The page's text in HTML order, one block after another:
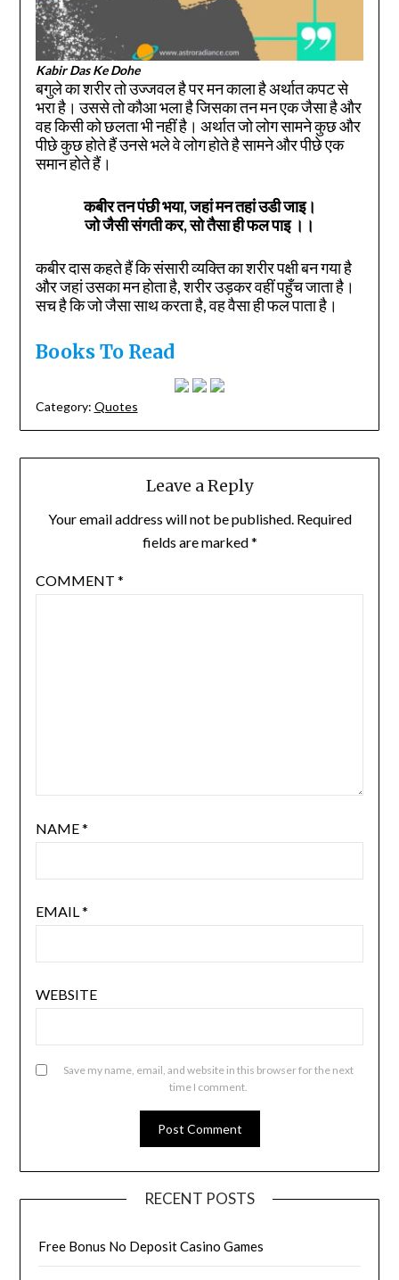
Kabir Das Ke Dohe
बगुले का शरीर तो उज्जवल है पर मन काला है अर्थात कपट से
भरा है। उससे तो कौआ भला है जिसका तन मन एक जैसा है और
वह किसी को छलता भी नहीं है। अर्थात जो लोग सामने कुछ और
पीछे कुछ होते हैं उनसे भले वे लोग होते है सामने और पीछे एक
समान होते हैं।
कबीर तन पंछी भया, जहां मन तहां उडी जाइ।
जो जैसी संगती कर, सो तैसा ही फल पाइ ।।
कबीर दास कहते हैं कि संसारी व्यक्ति का शरीर पक्षी बन गया है
और जहां उसका मन होता है, शरीर उड़कर वहीं पहुँच जाता है।
सच है कि जो जैसा साथ करता है, वह वैसा ही फल पाता है।
Books To Read
Category: Quotes
Leave a Reply
Your email address will not be published. Required
fields are marked*
COMMENT *
NAME*
EMAIL*
WEBSITE
Save my name, email, and website in this browser for the next
time I comment.
RECENT POSTS
Free Bonus No Deposit Casino Games